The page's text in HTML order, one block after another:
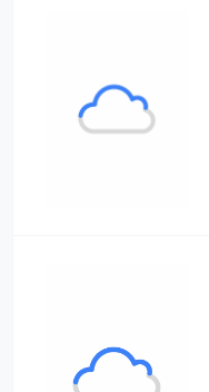
Windows10"
alt="Windows 10
Windows10"
alt="微软